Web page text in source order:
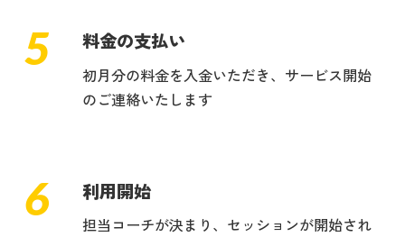
5 料金の支払い
初月分の料金を入金いただき、サービス開始
のご連絡いたします
6 利用開始
担当コーチが決まり、セッションが開始され